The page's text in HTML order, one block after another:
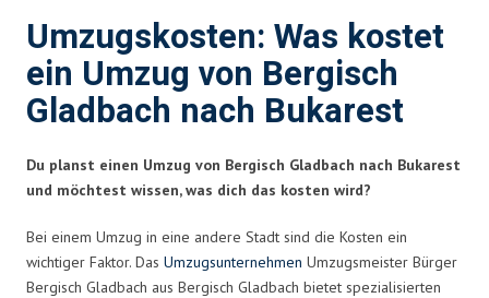
Umzugskosten: Was kostet
ein Umzug von Bergisch
Gladbach nach Bukarest
Du planst einen Umzug von Bergisch Gladbach nach Bukarest
und möchtest wissen, was dich das kosten wird?
Bei einem Umzug in eine andere Stadt sind die Kosten ein
wichtiger Faktor. Das Umzugsunternehmen Umzugsmeister Bürger
Bergisch Gladbach aus Bergisch Gladbach bietet spezialisierten